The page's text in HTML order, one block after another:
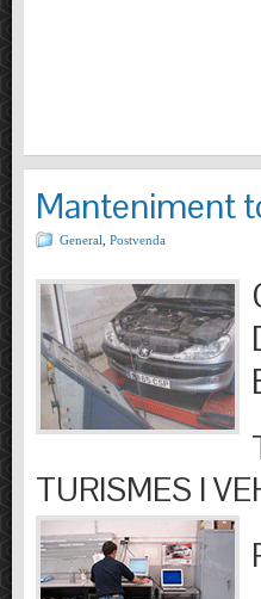
Manteniment
General Postvenda
TURISMES I